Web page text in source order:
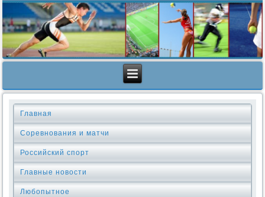
Главная
Соревнования и матчи
Российский спорт
Главные новости
Любопытное